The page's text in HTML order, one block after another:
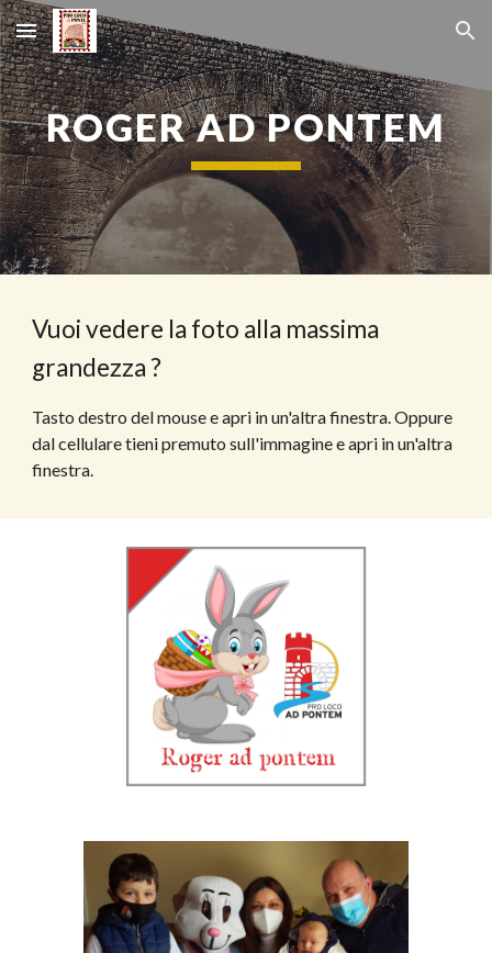
Skip to main content Skip to navigation
ROGER AD PONTEM
Vuoi vedere la foto alla massima
grandezza ?
Tasto destro del mouse e apri in un'altra finestra. Oppure
dal cellulare tieni premuto sull'immagine e apri in un'altra
finestra.